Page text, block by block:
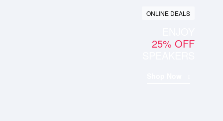
ONLINE DEALS
25% OFF